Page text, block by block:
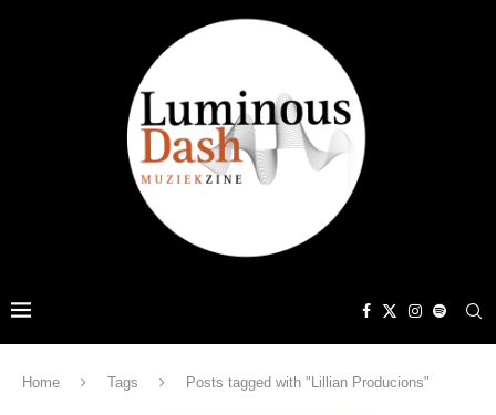
Home Tags Posts tagged with "Lillian Producions"